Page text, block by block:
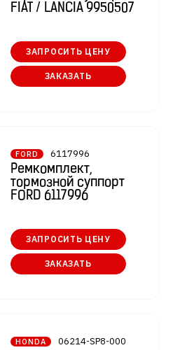
FIAT / LANCIA 9950507
ЗАПРОСИТЬ ЦЕНУ
ЗАКАЗАТЬ
FORD 6117996
Ремкомплект,
тормозной суппорт
FORD 6117996
ЗАПРОСИТЬ ЦЕНУ
ЗАКАЗАТЬ
HONDA 06214-SP8-000